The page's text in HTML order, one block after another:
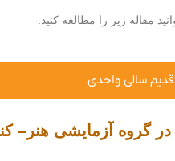
زیر را مطالعه کنید.
سالی واحدی
عناوین و ضرایب دروس سوابق تحصیلی دیپلم نظام آموزشی جدید ۳-۳-